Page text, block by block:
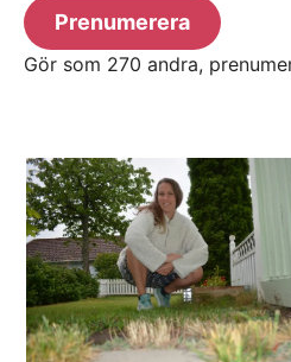
Prenumerera
Gör som 270 andra,